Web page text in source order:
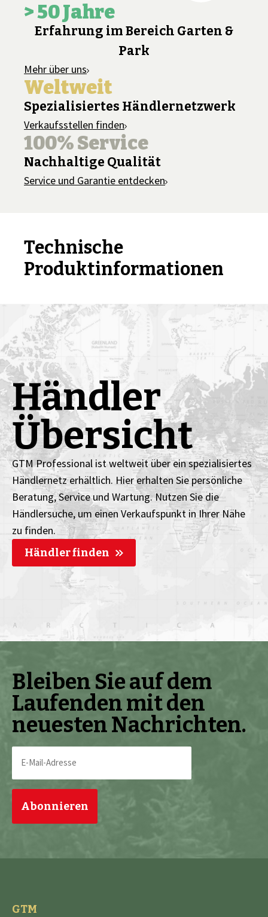
> 50 Jahre
Erfahrung im Bereich Garten &
Park
Mehr über uns
Weltweit
Spezialisiertes Händlernetzwerk
Verkaufsstellen finden
100% Service
Nachhaltige Qualität
Service und Garantie entdecken
Technische
Produktinformationen
Händler
Übersicht
GTM Professional ist weltweit über ein spezialisiertes
Händlernetz erhältlich. Hier erhalten Sie persönliche
Beratung, Service und Wartung. Nutzen Sie die
Händlersuche, um einen Verkaufspunkt in Ihrer Nähe
zu finden.
Händler finden
Bleiben Sie auf dem
Laufenden mit den
neuesten Nachrichten.
Mail-
Adresse
GTM